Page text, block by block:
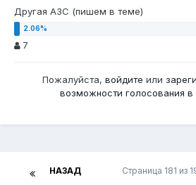
Другая АЗС (пишем в теме)
7
Пожалуйста, войдите или
возможности голосования в
НАЗАД Страница 181 из